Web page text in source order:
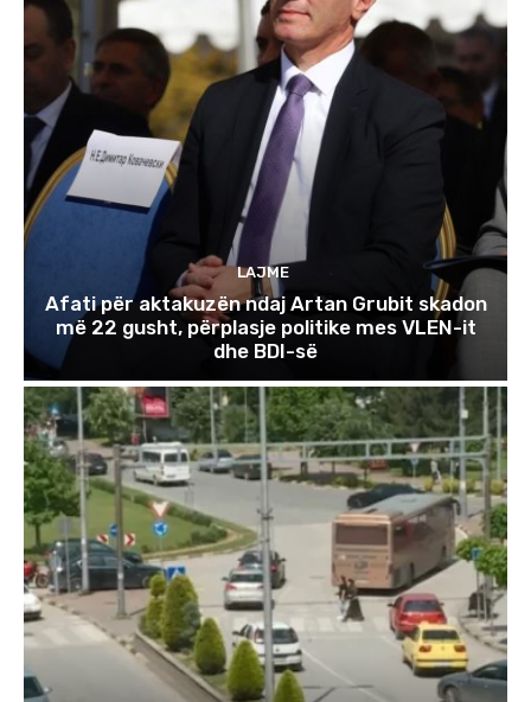
LAJME
Afati për aktakuzën ndaj Artan Grubit skadon
më 22 gusht, përplasje politike mes VLEN-it
dhe BDI-së